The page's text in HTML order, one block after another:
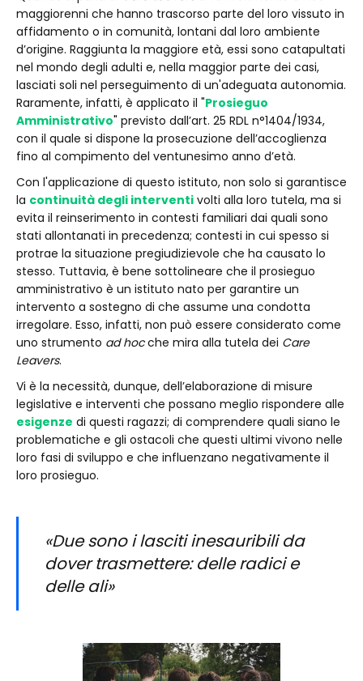
maggiorenni che hanno trascorso parte del loro vissuto in
affidamento o in comunità, lontani dal loro ambiente
d’origine. Raggiunta la maggiore età, essi sono catapultati
nel mondo degli adulti e, nella maggior parte dei casi,
lasciati soli nel perseguimento di un'adeguata autonomia.
Raramente, infatti, è applicato il "Prosieguo
Amministrativo" previsto dall’art. 25 RDL n°1404/1934,
con il quale si dispone la prosecuzione dell’accoglienza
fino al compimento del ventunesimo anno d’età.
Con l'applicazione di questo istituto, non solo si garantisce
la continuità degli interventi volti alla loro tutela, ma si
evita il reinserimento in contesti familiari dai quali sono
stati allontanati in precedenza; contesti in cui spesso si
protrae la situazione pregiudizievole che ha causato lo
stesso. Tuttavia, è bene sottolineare che il prosieguo
amministrativo è un istituto nato per garantire un
intervento a sostegno di che assume una condotta
irregolare. Esso, infatti, non può essere considerato come
uno strumento ad hocche mira alla tutela dei Care
Leavers.
Vi è la necessità, dunque, dell’elaborazione di misure
legislative e interventi che possano meglio rispondere alle
esigenze di questi ragazzi; di comprendere quali siano le
problematiche e gli ostacoli che questi ultimi vivono nelle
loro fasi di sviluppo e che influenzano negativamente il
loro prosieguo.
«Due sono i lasciti inesauribili da
dover trasmettere: delle radici e
delle ali»